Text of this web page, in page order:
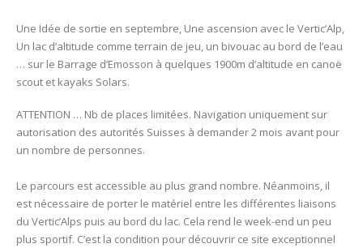
19
septembre
2021
lac
d’Emosson
en
–
Alt
1900m
Une Idée de sortie en septembre, Une ascension avec le Vertic’Alp,
Un lac d’altitude comme terrain de jeu, un bivouac au bord de l’eau
… sur le Barrage d’Emosson à quelques 1900m d’altitude en canoë
scout et kayaks Solars.
ATTENTION … Nb de places limitées. Navigation uniquement sur
autorisation des autorités Suisses à demander 2 mois avant pour
un nombre de personnes.
Le parcours est accessible au plus grand nombre. Néanmoins, il
est nécessaire de porter le matériel entre les différentes liaisons
du Vertic’Alps puis au bord du lac. Cela rend le week-end un peu
plus sportif. C’est la condition pour découvrir ce site exceptionnel